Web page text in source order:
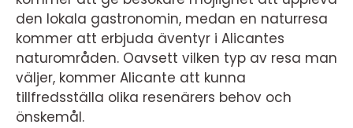
den lokala gastronomin, medan en naturresa
kommer att erbjuda äventyr i Alicantes
naturområden. Oavsett vilken typ av resa man
väljer, kommer Alicante att kunna
tillfredsställa olika resenärers behov och
önskemål.